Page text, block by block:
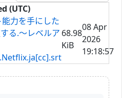
(UTC)
力を手にした
る.～レベルア 68.98
KiB
08 Apr
2026
19:18:57